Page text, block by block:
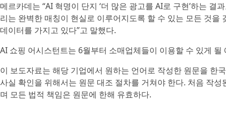
메르카데는 “AI 혁명이 단지 ‘더 많은 광고를 AI로 구현’하는 결
리는 완벽한 매칭이 현실로 이루어지도록 할 수 있는 모든 것
데이터를 가지고 있다”고 말했다.
AI 쇼핑 어시스턴트는 6월부터 소매업체들이 이용할 수 있게 될
이 보도자료는 해당 기업에서 원하는 언어로 작성한 원문을 한
사실 확인을 위해서는 원문 대조 절차를 거쳐야 한다. 처음 작
며 모든 법적 책임은 원문에 한해 유효하다.